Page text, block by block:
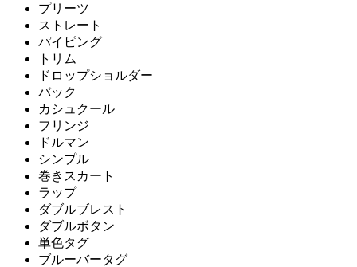
プリーツ
ストレート
パイピング
トリム
ドロップショルダー
バック
カシュクール
フリンジ
ドルマン
シンプル
巻きスカート
ラップ
ダブルブレスト
ダブルボタン
単色タグ
ブルーバータグ